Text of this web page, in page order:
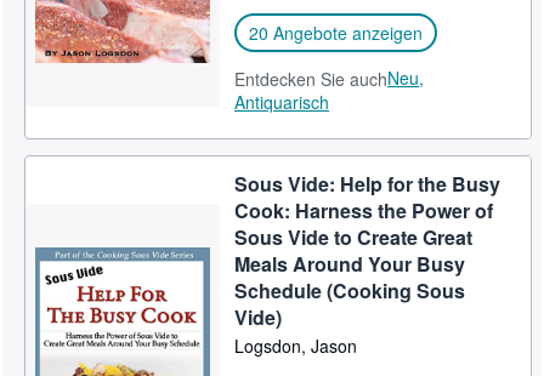
20 Angebote anzeigen
Entdecken Sie auchNeu,
Antiquarisch
Sous Vide: Help for the Busy
Cook: Harness the Power of
Sous Vide to Create Great
Meals Around Your Busy
Schedule (Cooking Sous
Vide)
Logsdon, Jason